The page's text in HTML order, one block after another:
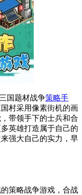
国题材战争策略手
村采用像素街机的画
带领手下的士兵和合
英雄打造属于自己的
强大自己的实力，早
策略战争游戏，合战